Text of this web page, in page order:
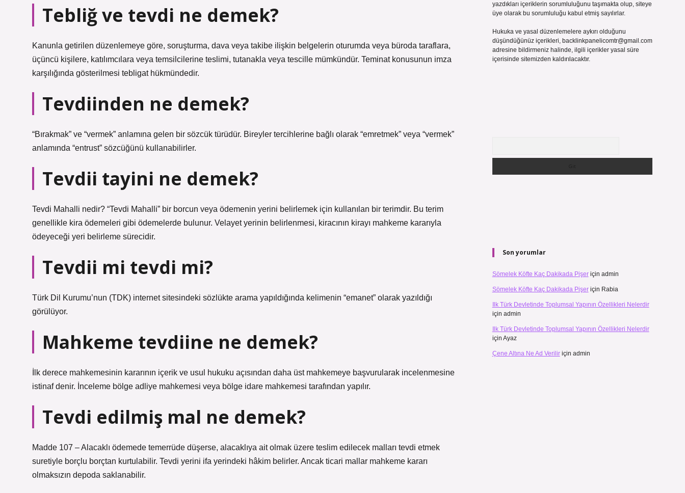
Tebliğ ve tevdi ne demek?
Kanunla getirilen düzenlemeye göre, soruşturma, dava veya takibe ilişkin belgelerin oturumda veya büroda taraflara,
üçüncü kişilere, katılımcılara veya temsilcilerine teslimi, tutanakla veya tescille mümkündür. Teminat konusunun imza
karşılığında gösterilmesi tebligat hükmündedir.
Tevdiinden ne demek?
“Bırakmak” ve “vermek” anlamına gelen bir sözcük türüdür. Bireyler tercihlerine bağlı olarak “emretmek” veya “vermek”
anlamında “entrust” sözcüğünü kullanabilirler.
Tevdii tayini ne demek?
Tevdi Mahalli nedir? “Tevdi Mahalli” bir borcun veya ödemenin yerini belirlemek için kullanılan bir terimdir. Bu terim
genellikle kira ödemeleri gibi ödemelerde bulunur. Velayet yerinin belirlenmesi, kiracının kirayı mahkeme kararıyla
ödeyeceği yeri belirleme sürecidir.
Tevdii mi tevdi mi?
Türk Dil Kurumu’nun (TDK) internet sitesindeki sözlükte arama yapıldığında kelimenin “emanet” olarak yazıldığı
görülüyor.
Mahkeme tevdiine ne demek?
İlk derece mahkemesinin kararının içerik ve usul hukuku açısından daha üst mahkemeye başvurularak incelenmesine
istinaf denir. İnceleme bölge adliye mahkemesi veya bölge idare mahkemesi tarafından yapılır.
Tevdi edilmiş mal ne demek?
Madde 107 – Alacaklı ödemede temerrüde düşerse, alacaklıya ait olmak üzere teslim edilecek malları tevdi etmek
suretiyle borçlu borçtan kurtulabilir. Tevdi yerini ifa yerindeki hâkim belirler. Ancak ticari mallar mahkeme kararı
olmaksızın depoda saklanabilir.
yazdıkları içeriklerin sorumluluğunu taşımakta olup, siteye
üye olarak bu sorumluluğu kabul etmiş sayılırlar.
Hukuka ve yasal düzenlemelere aykırı olduğunu
düşündüğünüz içerikleri, backlinkpanelicomtr@gmail.com
adresine bildirmeniz halinde, ilgili içerikler yasal süre
içerisinde sitemizden kaldırılacaktır.
Son yorumlar
Sömelek Köfte Kaç Dakikada Pişeriçin admin
Sömelek Köfte Kaç Dakikada Pişeriçin Rabia
Ilk Türk Devletinde Toplumsal Yapının Özellikleri Nelerdir
için admin
Ilk Türk Devletinde Toplumsal Yapının Özellikleri Nelerdir
için Ayaz
Çene Altına Ne Ad Veriliriçin admin